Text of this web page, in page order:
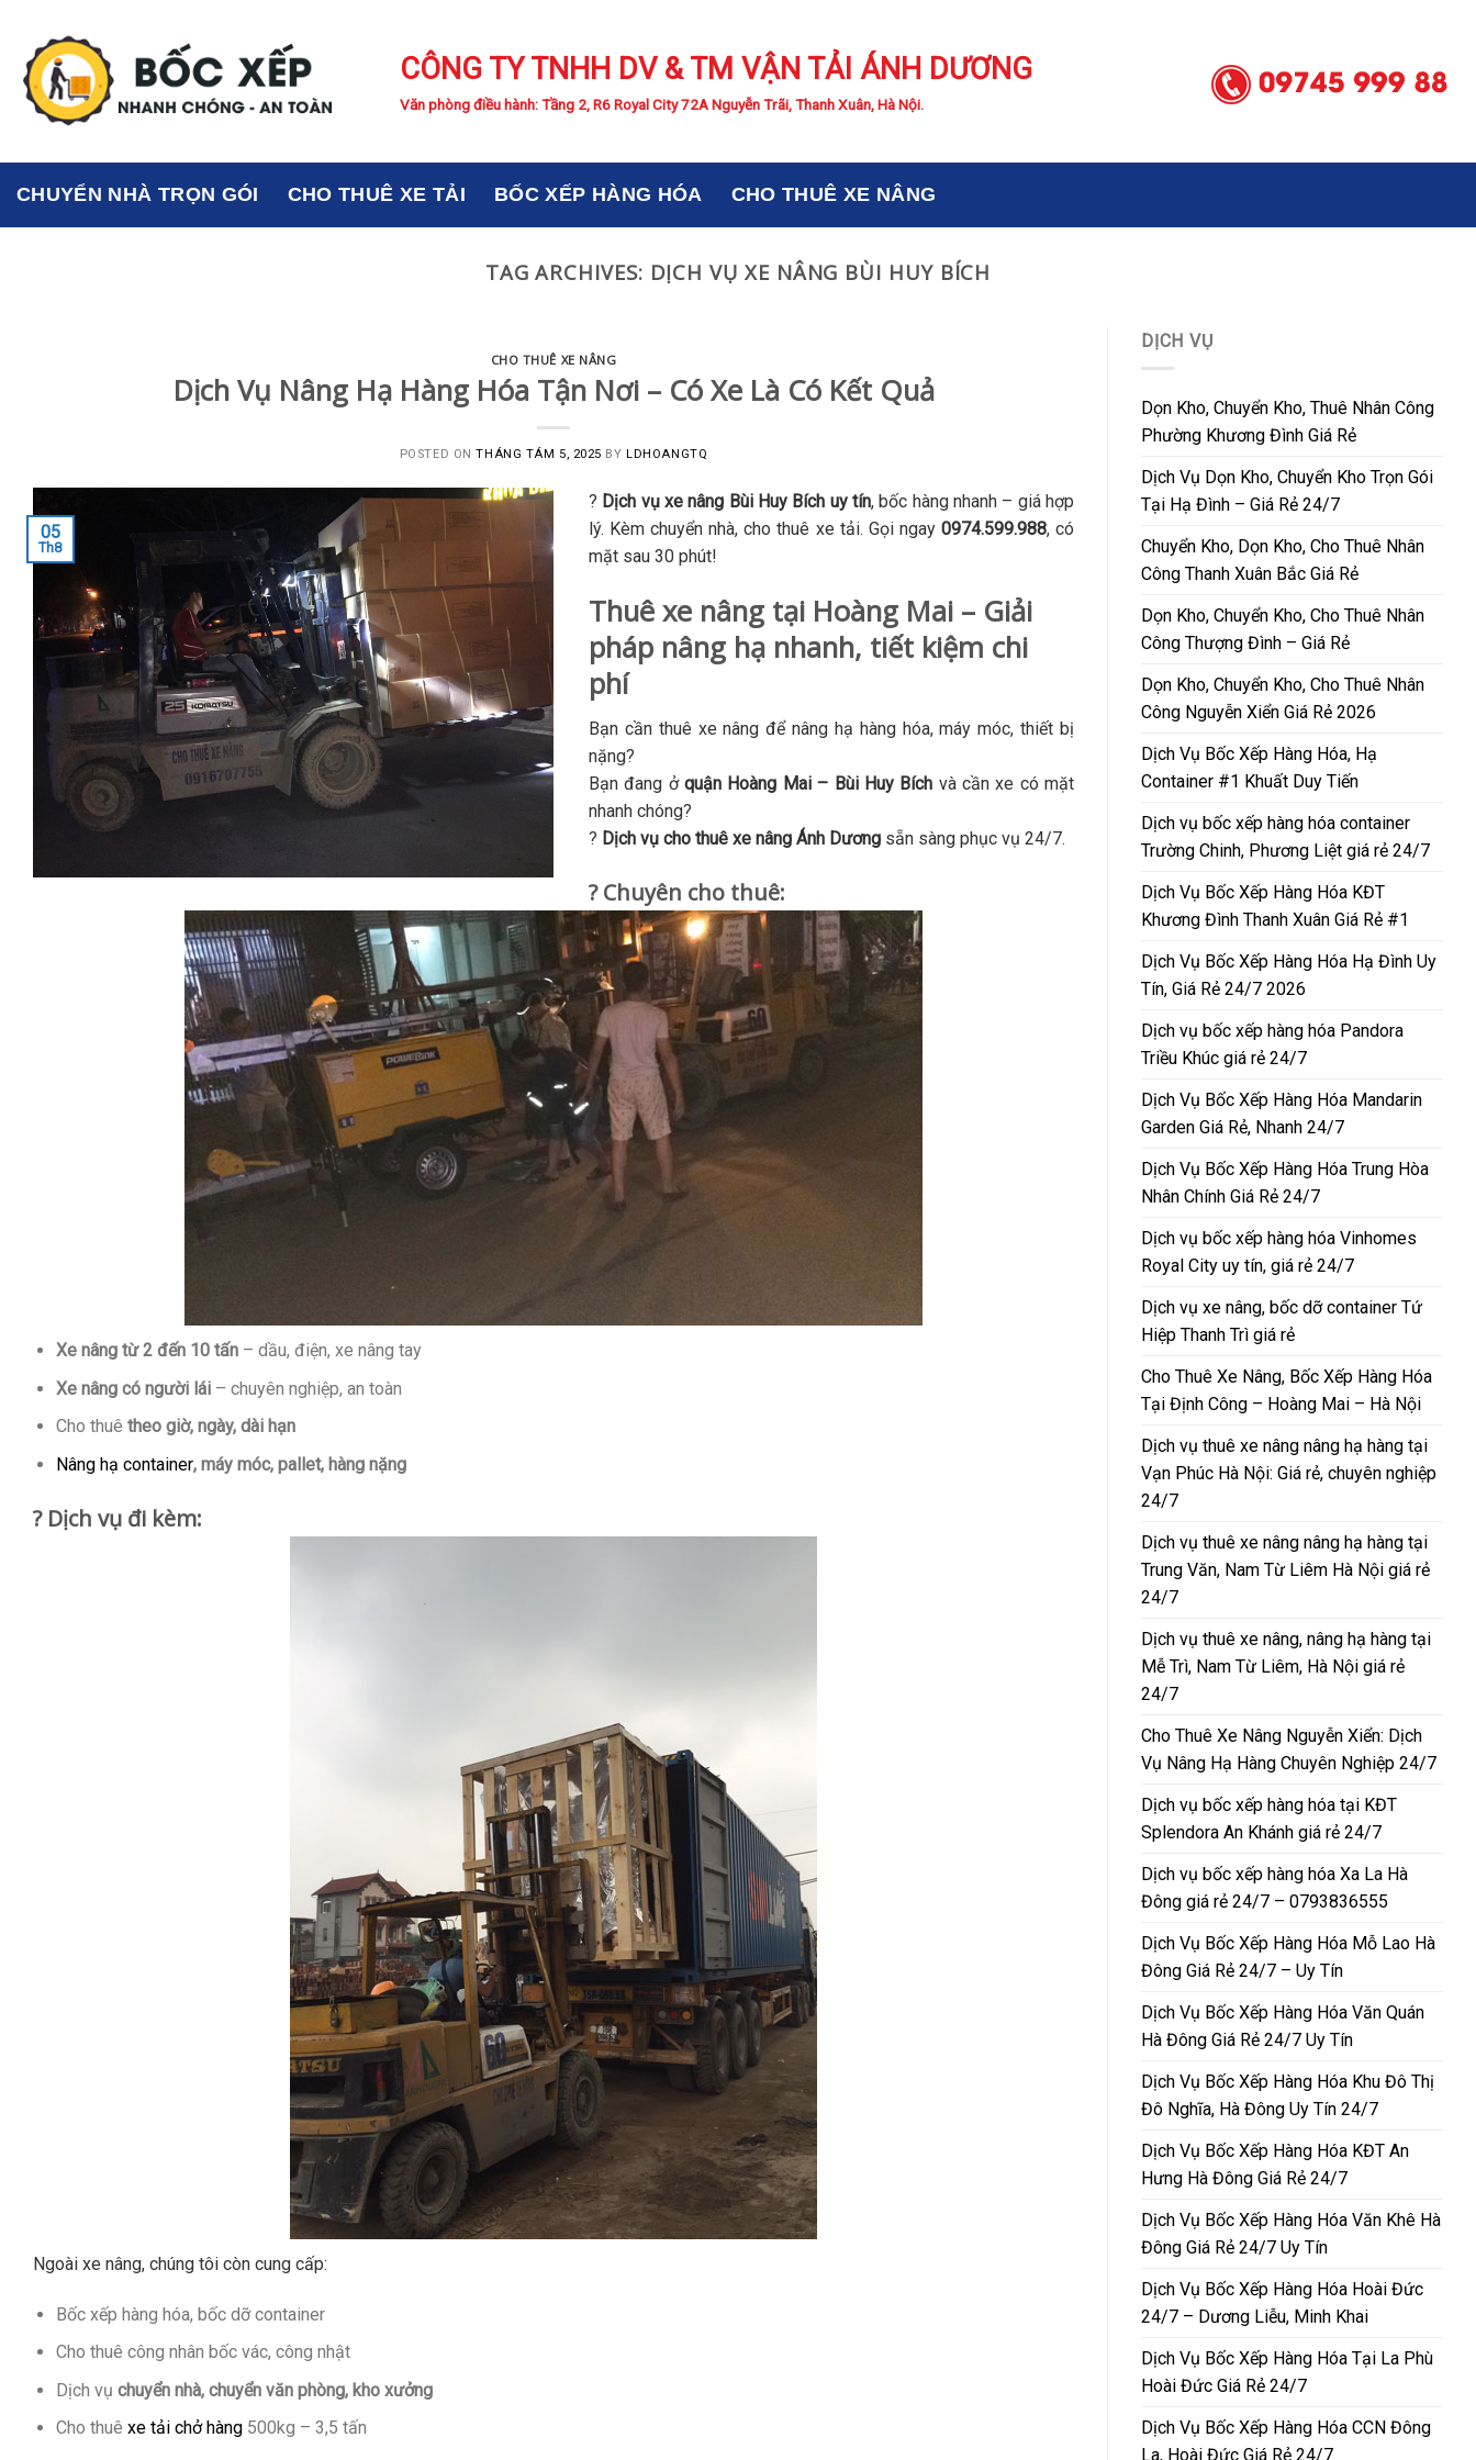
content
CÔNG TY TNHH DV & TM VẬN TẢI ÁNH DƯƠNG
Văn phòng điều hành: Tầng 2, R6 Royal City 72A Nguyễn Trãi, Thanh Xuân, Hà Nội.
CHUYỂN NHÀ TRỌN GÓI CHO THUÊ XE TẢI BỐC XẾP HÀNG HÓA CHO THUÊ XE NÂNG
TAG ARCHIVES: DỊCH VỤ XE NÂNG BÙI HUY BÍCH
CHO THUÊ XE NÂNG
Dịch Vụ Nâng Hạ Hàng Hóa Tận Nơi – Có Xe Là Có Kết Quả
POSTED ONTHÁNG TÁM 5, 2025 BYLDHOANGTQ
05
Th8
? Dịch vụ xe nâng Bùi Huy Bích uy tín, bốc hàng nhanh – giá hợp
lý. Kèm chuyển nhà, cho thuê xe tải. Gọi ngay 0974.599.988, có
mặt sau 30 phút!
Thuê xe nâng tại Hoàng Mai – Giải
pháp nâng hạ nhanh, tiết kiệm chi
phí
Bạn cần thuê xe nâng để nâng hạ hàng hóa, máy móc, thiết bị
nặng?
Bạn đang ởquận Hoàng Mai – Bùi Huy Bích và cần xe có mặt
nhanh chóng?
? Dịch vụ cho thuê xe nâng Ánh Dương sẵn sàng phục vụ 24/7.
? Chuyên cho thuê:
Xe nâng từ 2 đến 10 tấn– dầu, điện, xe nâng tay
Xe nâng có người lái– chuyên nghiệp, an toàn
Cho thuê theo giờ, ngày, dài hạn
Nâng hạ container, máy móc, pallet, hàng nặng
? Dịch vụ đi kèm:
Ngoài xe nâng, chúng tôi còn cung cấp:
Bốc xếp hàng hóa, bốc dỡ container
Cho thuê công nhân bốc vác, công nhật
Dịch vụ chuyển nhà, chuyển văn phòng, kho xưởng
Cho thuê xe tải chở hàng500kg – 3,5 tấn
DỊCH VỤ
Dọn Kho, Chuyển Kho, Thuê Nhân Công
Phường Khương Đình Giá Rẻ
Dịch Vụ Dọn Kho, Chuyển Kho Trọn Gói
Tại Hạ Đình – Giá Rẻ 24/7
Chuyển Kho, Dọn Kho, Cho Thuê Nhân
Công Thanh Xuân Bắc Giá Rẻ
Dọn Kho, Chuyển Kho, Cho Thuê Nhân
Công Thượng Đình – Giá Rẻ
Dọn Kho, Chuyển Kho, Cho Thuê Nhân
Công Nguyễn Xiển Giá Rẻ 2026
Dịch Vụ Bốc Xếp Hàng Hóa, Hạ
Container #1 Khuất Duy Tiến
Dịch vụ bốc xếp hàng hóa container
Trường Chinh, Phương Liệt giá rẻ 24/7
Dịch Vụ Bốc Xếp Hàng Hóa KĐT
Khương Đình Thanh Xuân Giá Rẻ #1
Dịch Vụ Bốc Xếp Hàng Hóa Hạ Đình Uy
Tín, Giá Rẻ 24/7 2026
Dịch vụ bốc xếp hàng hóa Pandora
Triều Khúc giá rẻ 24/7
Dịch Vụ Bốc Xếp Hàng Hóa Mandarin
Garden Giá Rẻ, Nhanh 24/7
Dịch Vụ Bốc Xếp Hàng Hóa Trung Hòa
Nhân Chính Giá Rẻ 24/7
Dịch vụ bốc xếp hàng hóa Vinhomes
Royal City uy tín, giá rẻ 24/7
Dịch vụ xe nâng, bốc dỡ container Tứ
Hiệp Thanh Trì giá rẻ
Cho Thuê Xe Nâng, Bốc Xếp Hàng Hóa
Tại Định Công – Hoàng Mai – Hà Nội
Dịch vụ thuê xe nâng nâng hạ hàng tại
Vạn Phúc Hà Nội: Giá rẻ, chuyên nghiệp
24/7
Dịch vụ thuê xe nâng nâng hạ hàng tại
Trung Văn, Nam Từ Liêm Hà Nội giá rẻ
24/7
Dịch vụ thuê xe nâng, nâng hạ hàng tại
Mễ Trì, Nam Từ Liêm, Hà Nội giá rẻ
24/7
Cho Thuê Xe Nâng Nguyễn Xiển: Dịch
Vụ Nâng Hạ Hàng Chuyên Nghiệp 24/7
Dịch vụ bốc xếp hàng hóa tại KĐT
Splendora An Khánh giá rẻ 24/7
Dịch vụ bốc xếp hàng hóa Xa La Hà
Đông giá rẻ 24/7 – 0793836555
Dịch Vụ Bốc Xếp Hàng Hóa Mỗ Lao Hà
Đông Giá Rẻ 24/7 – Uy Tín
Dịch Vụ Bốc Xếp Hàng Hóa Văn Quán
Hà Đông Giá Rẻ 24/7 Uy Tín
Dịch Vụ Bốc Xếp Hàng Hóa Khu Đô Thị
Đô Nghĩa, Hà Đông Uy Tín 24/7
Dịch Vụ Bốc Xếp Hàng Hóa KĐT An
Hưng Hà Đông Giá Rẻ 24/7
Dịch Vụ Bốc Xếp Hàng Hóa Văn Khê Hà
Đông Giá Rẻ 24/7 Uy Tín
Dịch Vụ Bốc Xếp Hàng Hóa Hoài Đức
24/7 – Dương Liễu, Minh Khai
Dịch Vụ Bốc Xếp Hàng Hóa Tại La Phù
Hoài Đức Giá Rẻ 24/7
Dịch Vụ Bốc Xếp Hàng Hóa CCN Đông
La, Hoài Đức Giá Rẻ 24/7